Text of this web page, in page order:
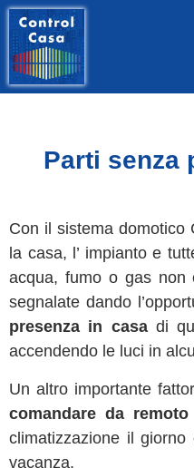
Parti senza
Con il sistema domotico
la casa, l’ impianto e
acqua, fumo o gas non
segnalate dando
presenza in casadi
accendendo le luci in
Un altro importante
comandare da
climatizzazione il
vacanza.